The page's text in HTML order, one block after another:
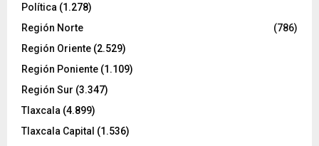
Política (1.278)
Región Norte
(786)
Región Oriente (2.529)
Región Poniente (1.109)
Región Sur (3.347)
Tlaxcala (4.899)
Tlaxcala Capital (1.536)